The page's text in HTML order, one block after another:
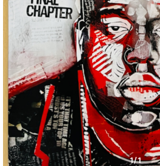
1/1